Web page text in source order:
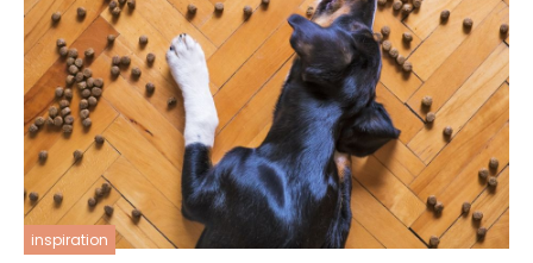
inspiration